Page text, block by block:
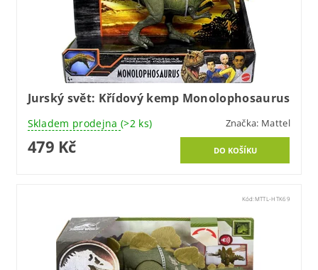
Jurský svět: Křídový kemp Monolophosaurus
Skladem prodejna (>2 ks) Značka: Mattel
479 Kč
Kód: MTTL-HTK69